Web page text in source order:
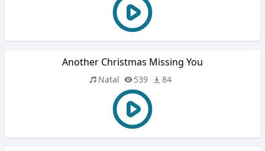
Another Christmas Missing You
Natal 539 84